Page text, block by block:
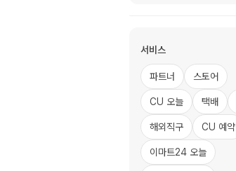
서비스
파트너 스토어
CU 오늘 택배
해외직구 CU 예약
이마트24 오늘